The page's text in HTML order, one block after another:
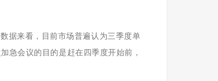
据来看，目前市场普遍认为三季度单
急会议的目的是赶在四季度开始前，